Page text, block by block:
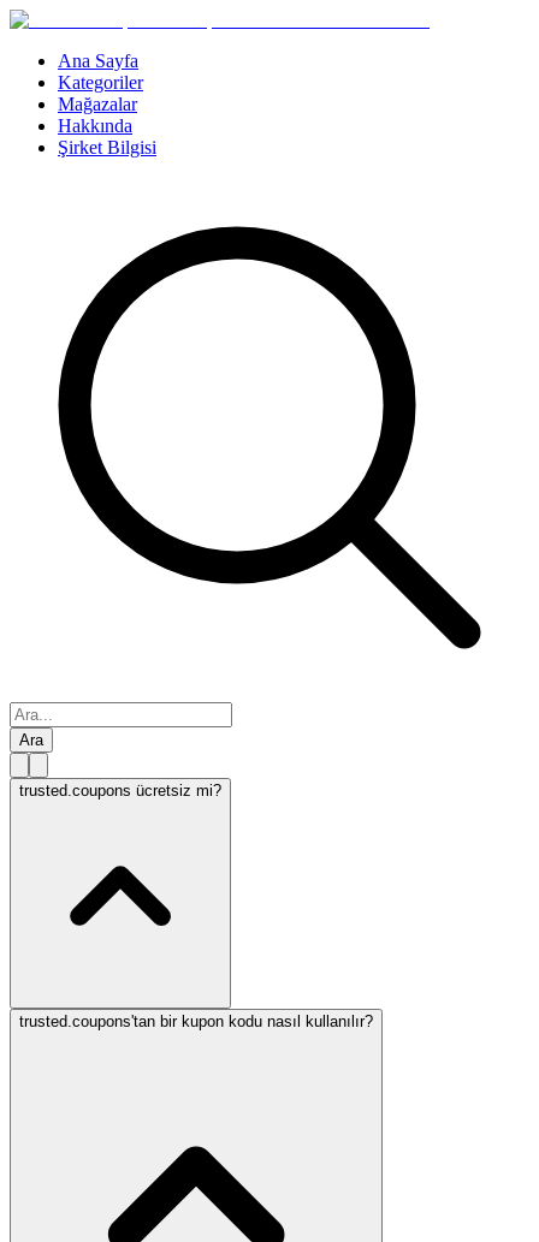
Ana Sayfa
Kategoriler
Mağazalar
Hakkında
Şirket Bilgisi
Ara
trusted.coupons ücretsiz mi?
trusted.coupons'tan bir kupon kodu nasıl kullanılır?